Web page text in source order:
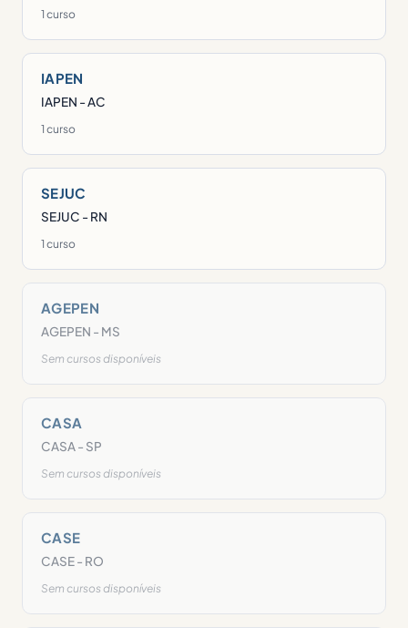
1 curso
IAPEN
IAPEN - AC
1 curso
SEJUC
SEJUC - RN
1 curso
AGEPEN
AGEPEN - MS
Sem cursos disponíveis
CASA
CASA - SP
Sem cursos disponíveis
CASE
CASE - RO
Sem cursos disponíveis